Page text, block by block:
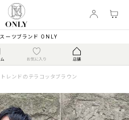
ーツブランド ONLY
トレンドのテラコッタブラウン